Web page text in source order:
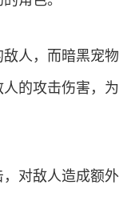
人，而暗黑宠物
的攻击伤害，为
对敌人造成额外